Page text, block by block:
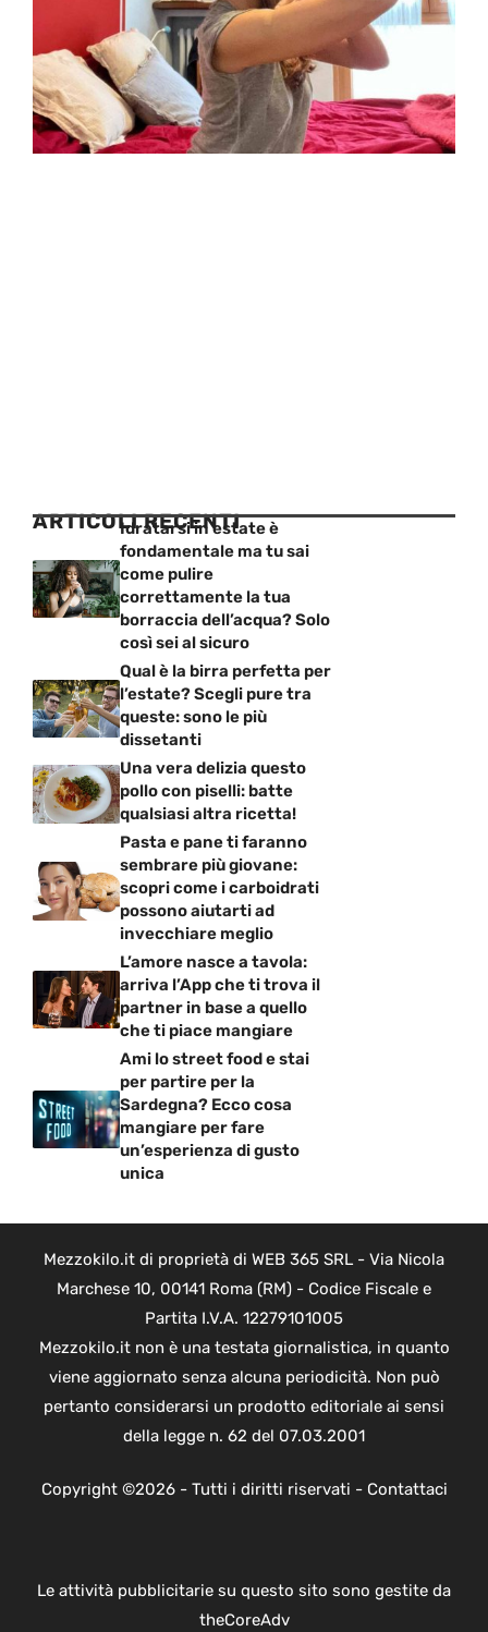
ARTICOLI RECENTI
Idratarsi in estate è
fondamentale ma tu sai
come pulire
correttamente la tua
borraccia dell’acqua? Solo
così sei al sicuro
Qual è la birra perfetta per
l’estate? Scegli pure tra
queste: sono le più
dissetanti
Una vera delizia questo
pollo con piselli: batte
qualsiasi altra ricetta!
Pasta e pane ti faranno
sembrare più giovane:
scopri come i carboidrati
possono aiutarti ad
invecchiare meglio
L’amore nasce a tavola:
arriva l’App che ti trova il
partner in base a quello
che ti piace mangiare
Ami lo street food e stai
per partire per la
Sardegna? Ecco cosa
mangiare per fare
un’esperienza di gusto
unica
Mezzokilo.it di proprietà di WEB 365 SRL - Via Nicola
Marchese 10, 00141 Roma (RM) - Codice Fiscale e
Partita I.V.A. 12279101005
Mezzokilo.it non è una testata giornalistica, in quanto
viene aggiornato senza alcuna periodicità. Non può
pertanto considerarsi un prodotto editoriale ai sensi
della legge n. 62 del 07.03.2001
Copyright ©2026 - Tutti i diritti riservati - Contattaci
Le attività pubblicitarie su questo sito sono gestite da
theCoreAdv